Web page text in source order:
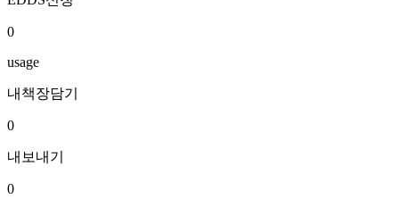
0
usage
내책장담기
0
내보내기
0